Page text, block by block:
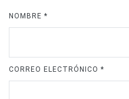
NOMBRE *
CORREO ELECTRÓNICO *